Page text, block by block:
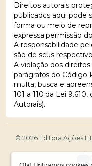
Direitos autorais
publicados aqui pode
forma ou meio de
expressa permissão
A responsabilidade
são de seus
A violação dos
parágrafos do Código
multa, busca e
101 a 110 da Lei
Autorais).
© 2026 Editora Ações